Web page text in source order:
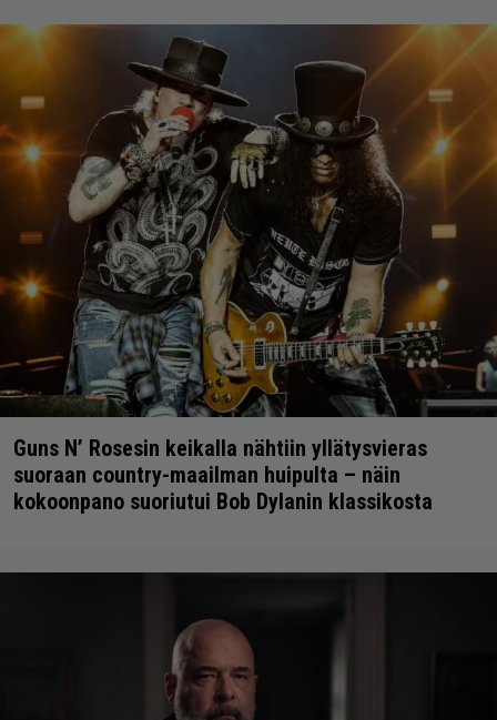
Guns N’ Rosesin keikalla nähtiin yllätysvieras
suoraan country-maailman huipulta – näin
kokoonpano suoriutui Bob Dylanin klassikosta